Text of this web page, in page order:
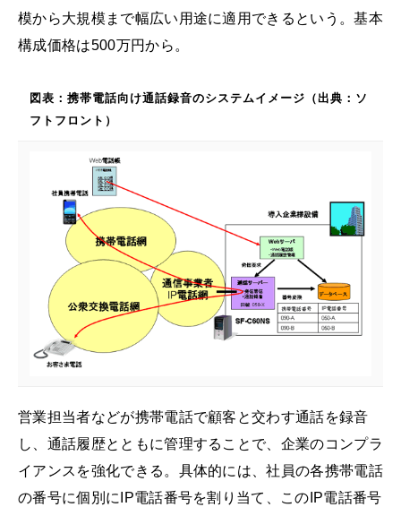
模から大規模まで幅広い用途に適用できるという。基本
構成価格は500万円から。
図表：携帯電話向け通話録音のシステムイメージ（出典：ソ
フトフロント）
営業担当者などが携帯電話で顧客と交わす通話を録音
し、通話履歴とともに管理することで、企業のコンプラ
イアンスを強化できる。具体的には、社員の各携帯電話
の番号に個別にIP電話番号を割り当て、このIP電話番号